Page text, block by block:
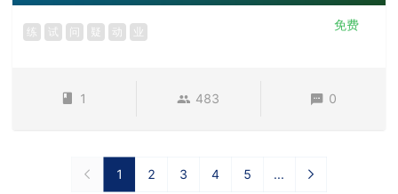
练 试 问 疑 动 业 免费
1 483 0
1 2 3 4 5 ...